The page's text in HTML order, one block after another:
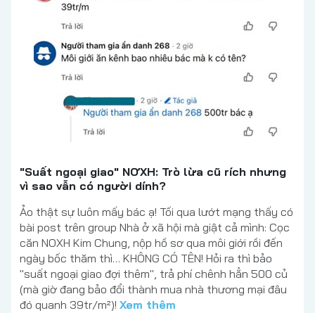
"Suất ngoại giao" NƠXH: Trò lừa cũ rích nhưng
vì sao vẫn có người dính?
Ảo thật sự luôn mấy bác ạ! Tối qua lướt mạng thấy có
bài post trên group Nhà ở xã hội mà giật cả mình: Cọc
căn NOXH Kim Chung, nộp hồ sơ qua môi giới rồi đến
ngày bốc thăm thì… KHÔNG CÓ TÊN! Hỏi ra thì bảo
"suất ngoại giao đợi thêm", trả phí chênh hẳn 500 củ
(mà giờ đang bảo đổi thành mua nhà thương mại đâu
đó quanh 39tr/m²)! Xem thêm